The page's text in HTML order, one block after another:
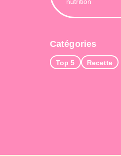
Catégories
Top 5 Recette